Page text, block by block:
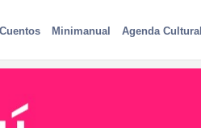
Cuentos Minimanual Agenda Cultural